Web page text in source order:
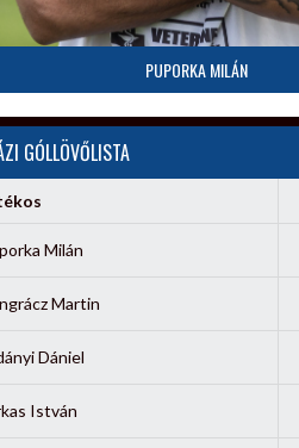
PUPORKA MILÁN
GÓLLÖVŐLISTA
Milán
Martin
Dániel
István